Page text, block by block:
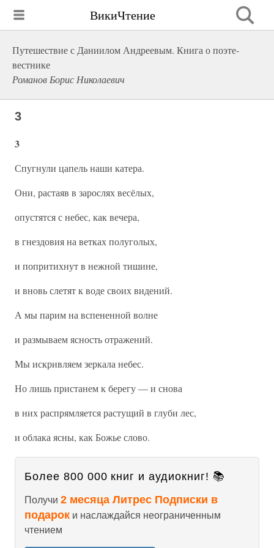
ВикиЧтение
Путешествие с Даниилом Андреевым. Книга о поэте-
вестнике
Романов Борис Николаевич
3
3
Спугнули цапель наши катера.
Они, растаяв в зарослях весёлых,
опустятся с небес, как вечера,
в гнездовия на ветках полуголых,
и попритихнут в нежной тишине,
и вновь слетят к воде своих видений.
А мы парим на вспененной волне
и размываем ясность отражений.
Мы искривляем зеркала небес.
Но лишь пристанем к берегу — и снова
в них распрямляется растущий в глуби лес,
и облака ясны, как Божье слово.
Более 800 000 книг и аудиокниг! 📚
Получи 2 месяца Литрес Подписки в
подарок и наслаждайся неограниченным
чтением